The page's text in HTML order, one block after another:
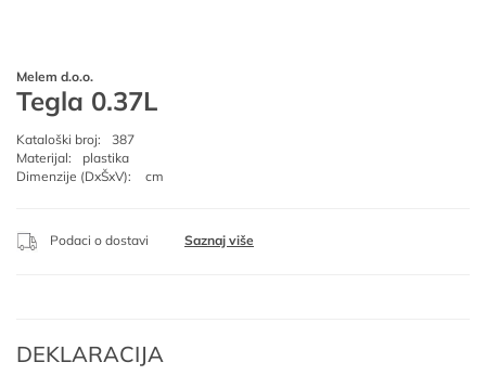
Melem d.o.o.
Tegla 0.37L
Kataloški broj:
387
Materijal:
plastika
Dimenzije (DxŠxV):
cm
Podaci o dostavi Saznaj više
DEKLARACIJA